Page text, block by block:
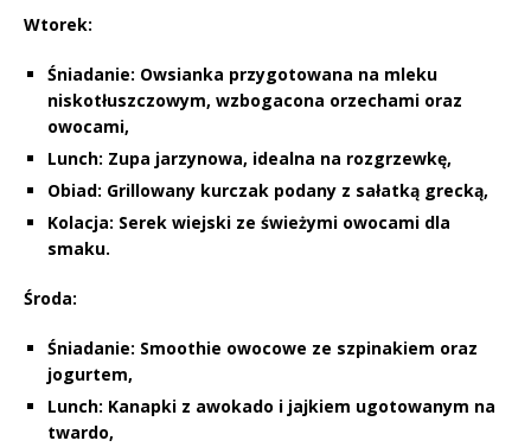
Wtorek:
Śniadanie: Owsianka przygotowana na mleku
niskotłuszczowym, wzbogacona orzechami oraz
owocami,
Lunch: Zupa jarzynowa, idealna na rozgrzewkę,
Obiad: Grillowany kurczak podany z sałatką grecką,
Kolacja: Serek wiejski ze świeżymi owocami dla
smaku.
Środa:
Śniadanie: Smoothie owocowe ze szpinakiem oraz
jogurtem,
Lunch: Kanapki z awokado i jajkiem ugotowanym na
twardo,